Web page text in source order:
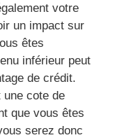
votre
un impact sur
êtes
inférieur peut
de crédit.
une cote de
que vous êtes
serez donc